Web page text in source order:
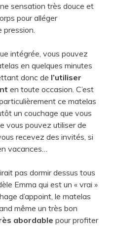
sensation très douce et
pour alléger
pression.
intégrée, vous pouvez
en quelques minutes
donc de l’utiliser
en toute occasion. C’est
ce matelas
un couchage que vous
vous pouvez utiliser de
recevez des invités, si
vacances…
pas dormir dessus tous
Emma qui est un « vrai »
d’appoint, le matelas
même un très bon
abordable pour profiter